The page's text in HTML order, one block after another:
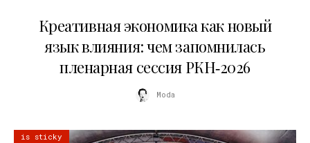
Креативная экономика как новый
язык влияния: чем запомнилась
пленарная сессия РКН‑2026
Moda
is sticky